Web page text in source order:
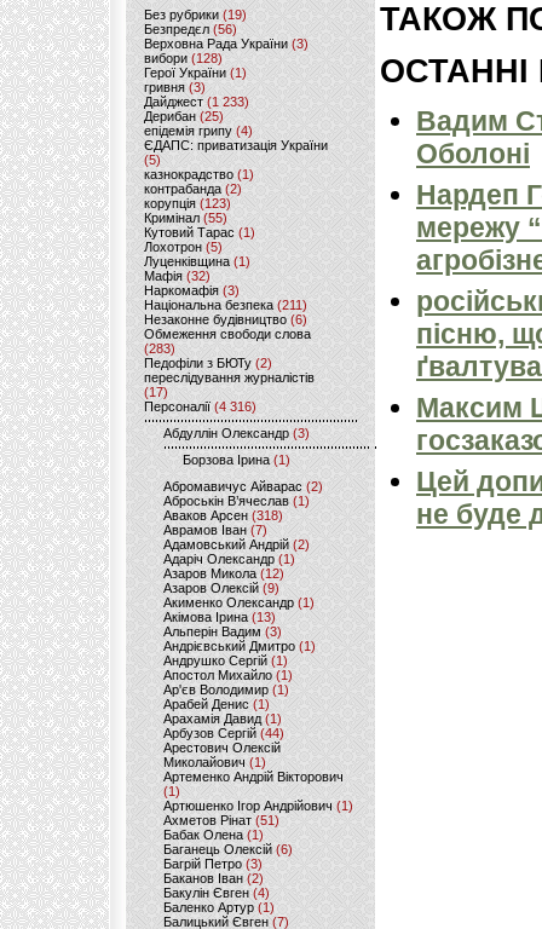
Без рубрики (19)
Безпредєл(56)
Верховна Рада України (3)
вибори(128)
Герої України(1)
гривня (3)
Дайджест (1 233)
Дерибан (25)
епідемія грипу (4)
ЄДАПС: приватизація України
(5)
казнокрадство (1)
контрабанда (2)
корупція (123)
Кримінал (55)
Кутовий Тарас (1)
Лохотрон(5)
Луценківщина (1)
Мафія (32)
Наркомафія (3)
Національна безпека (211)
Незаконне будівництво(6)
Обмеження свободи слова
(283)
Педофіли з БЮТу (2)
переслідування журналістів
(17)
Персоналії (4 316)
Абдуллін Олександр (3)
Борзова Ірина(1)
Абромавичус Айварас (2)
Аброськін В’ячеслав(1)
Аваков Арсен (318)
Аврамов Іван (7)
Адамовський Андрій(2)
Адаріч Олександр (1)
Азаров Микола (12)
Азаров Олексій (9)
Акименко Олександр(1)
Акімова Ірина(13)
Альперін Вадим (3)
Андрієвський Дмитро(1)
Андрушко Сергій(1)
Апостол Михайло(1)
Ар'єв Володимир (1)
Арабей Денис(1)
Арахамія Давид (1)
Арбузов Сергій (44)
Арестович Олексій
Миколайович(1)
Артеменко Андрій Вікторович
(1)
Артюшенко Ігор Андрійович(1)
Ахметов Рінат(51)
Бабак Олена(1)
Баганець Олексій(6)
Багрій Петро (3)
Баканов Іван(2)
Бакулін Євген (4)
Баленко Артур(1)
Балицький Євген(7)
ТАКОЖ
ОСТАННІ
Вадим
Оболоні
Нардеп
мережу
пісню,
Максим
Цей
не буде